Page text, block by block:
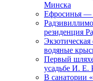
Минска
Ефросинья —
резиденция
водяные
Первый
усадьбе И. Е.
В санатории